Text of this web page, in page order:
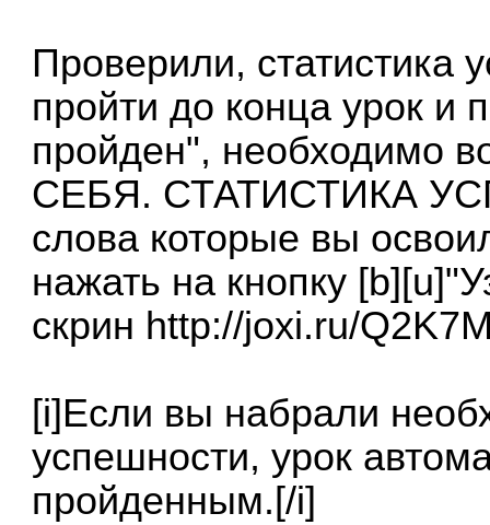
Проверили, статистика
пройти до конца урок и
пройден", необходимо
СЕБЯ. СТАТИСТИКА
слова которые вы
нажать на кнопку
скрин http://joxi.ru/
[i]Если вы набрали
успешности, урок
пройденным.[/i]